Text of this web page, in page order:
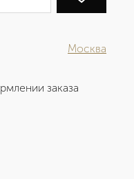
Москва
заказа